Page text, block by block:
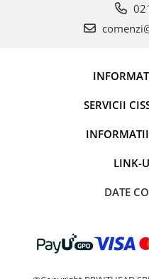
SERVICII
INFORMATII
LINK-
DATE